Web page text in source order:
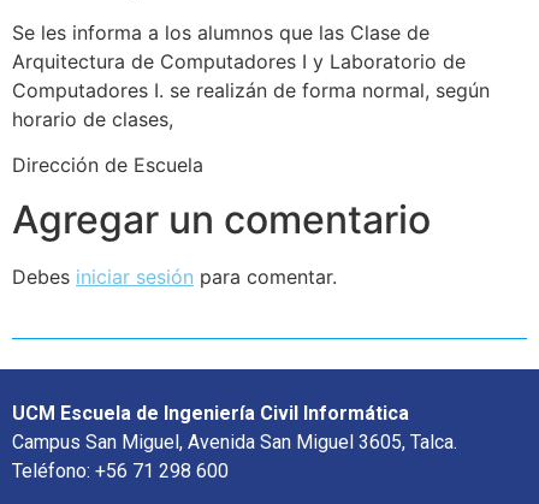
Se les informa a los alumnos que las Clase de
Arquitectura de Computadores I y Laboratorio de
Computadores I. se realizán de forma normal, según
horario de clases,
Dirección de Escuela
Agregar un comentario
Debes iniciar sesión para comentar.
UCM Escuela de Ingeniería Civil Informática
Campus San Miguel, Avenida San Miguel 3605, Talca.
Teléfono: +56 71 298 600